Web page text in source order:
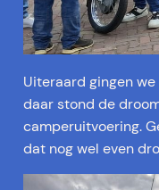
Uiteraard gingen
daar stond de
camperuitvoering.
dat nog wel even